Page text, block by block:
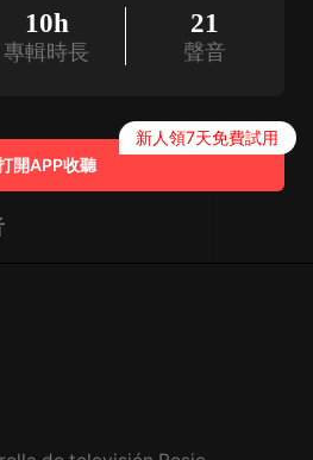
10h
專輯時長
21
聲音
開APP收聽
新人領7天免費試用